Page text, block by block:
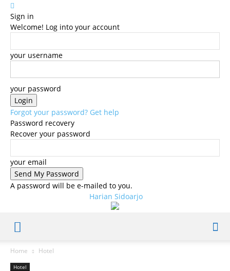
Sign in
Welcome! Log into your account
your username
your password
Forgot your password? Get help
Password recovery
Recover your password
your email
A password will be e-mailed to you.
Harian Sidoarjo
Home Hotel
Hotel